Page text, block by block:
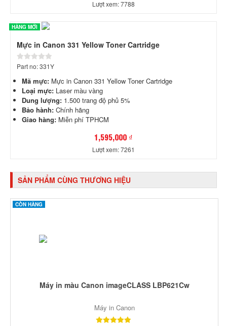
Lượt xem: 7788
HÀNG MỚI
Mực in Canon 331 Yellow Toner Cartridge
Part no: 331Y
Mã mực: Mực in Canon 331 Yellow Toner Cartridge
Loại mực: Laser màu vàng
Dung lượng: 1.500 trang độ phủ 5%
Bảo hành: Chính hãng
Giao hàng: Miễn phí TPHCM
1,595,000 ₫
Lượt xem: 7261
SẢN PHẨM CÙNG THƯƠNG HIỆU
CÒN HÀNG
Máy in màu Canon imageCLASS LBP621Cw
Máy in Canon